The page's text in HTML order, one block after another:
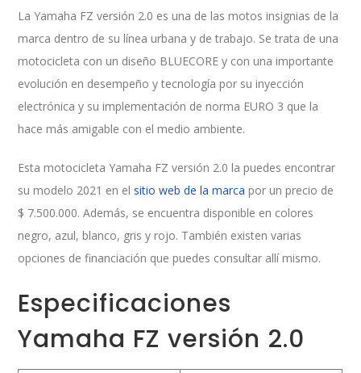
La Yamaha FZ versión 2.0 es una de las motos insignias de la
marca dentro de su línea urbana y de trabajo. Se trata de una
motocicleta con un diseño BLUECORE y con una importante
evolución en desempeño y tecnología por su inyección
electrónica y su implementación de norma EURO 3 que la
hace más amigable con el medio ambiente.
Esta motocicleta Yamaha FZ versión 2.0 la puedes encontrar
su modelo 2021 en el sitio web de la marcapor un precio de
$ 7.500.000. Además, se encuentra disponible en colores
negro, azul, blanco, gris y rojo. También existen varias
opciones de financiación que puedes consultar allí mismo.
Especificaciones
Yamaha FZ versión 2.0